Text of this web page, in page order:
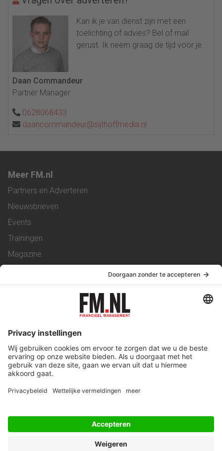
Kan ik je van dienst zijn met een
toelichting of advies? Bel of mail
gerust. Ik neem graag de tijd voor je.
Daan Commandeur
Partner Manager
0628068433
daancommandeur@sijthoffmedia.nl
Meer FM.nl
Partners en Adverteren
Nieuwsbrieven
Events
Trainingen
Magazine
Service & Contact
Werken bij ons
Privacy Statement
Algemene Voorwaarden